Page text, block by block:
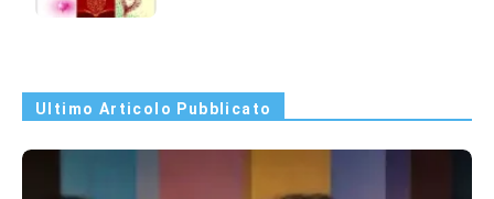
Ultimo Articolo Pubblicato